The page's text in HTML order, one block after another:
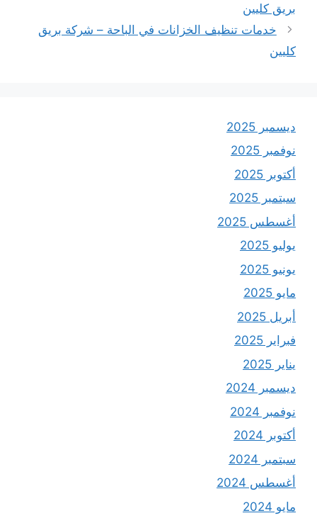
بريق كليين
خدمات تنظيف الخزانات في الباحة – شركة بريق
كليين
ديسمبر 2025
نوفمبر 2025
أكتوبر 2025
سبتمبر 2025
أغسطس 2025
يوليو 2025
يونيو 2025
مايو 2025
أبريل 2025
فبراير 2025
يناير 2025
ديسمبر 2024
نوفمبر 2024
أكتوبر 2024
سبتمبر 2024
أغسطس 2024
مايو 2024